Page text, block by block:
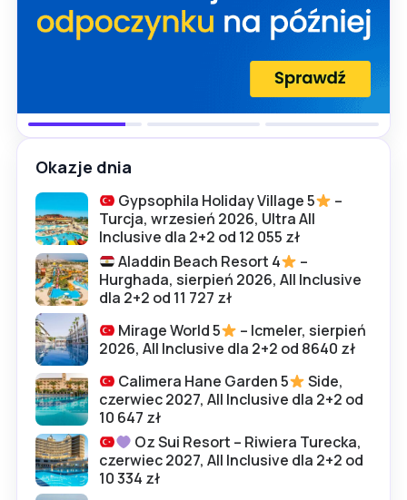
Okazje dnia
Gypsophila Holiday Village 5
–
Turcja, wrzesień 2026, Ultra All
Inclusive dla 2+2 od 12 055 zł
Aladdin Beach Resort 4
–
Hurghada, sierpień 2026, All Inclusive
dla 2+2 od 11 727 zł
Mirage World 5
– Icmeler, sierpień
2026, All Inclusive dla 2+2 od 8640 zł
Calimera Hane Garden 5
Side,
czerwiec 2027, All Inclusive dla 2+2 od
10 647 zł
Oz Sui Resort – Riwiera Turecka,
czerwiec 2027, All Inclusive dla 2+2 od
10 334 zł